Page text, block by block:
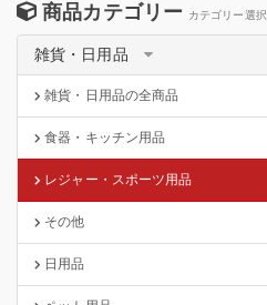
商品カテゴリー カテゴリー選択
雑貨・日用品
雑貨・日用品の全商品
食器・キッチン用品
レジャー・スポーツ用品
その他
日用品